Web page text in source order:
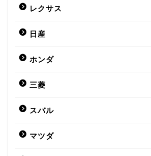
レクサス
日産
ホンダ
三菱
スバル
マツダ